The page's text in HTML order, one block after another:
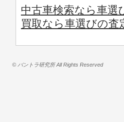
中古車検索なら車選
買取なら車選びの査
© バントラ研究所 All Rights Reserved